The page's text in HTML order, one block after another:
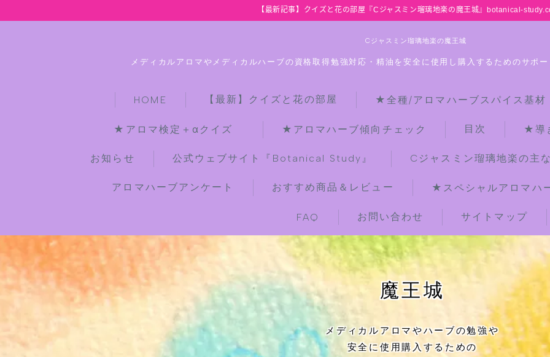
【最新記事】クイズと花の部屋『Cジャスミン瑠璃地楽の魔王城』botanical-
Cジャスミン瑠璃地楽の魔王城
メディカルアロマやメディカルハーブの資格取得勉強対応・精油を安全に使用し購入するためのサポ
HOME 【最新】クイズと花の部屋 ★全種/アロマハーブスパイス基
★アロマ検定＋αクイズ ★アロマハーブ傾向チェック 目次 ★導
お知らせ 公式ウェブサイト『Botanical Study』 Cジャスミン瑠璃地楽の主
アロマハーブアンケート おすすめ商品＆レビュー ★スペシャルアロマハ
FAQ お問い合わせ サイトマップ
【最新】クイズと花の部屋
★全種/アロマハーブスパイス基材 プ
★アロマ検定＋αクイズ
★アロマハーブ傾向チェック
★導きの階層図/目次
魔王城
メディカルアロマやハーブの勉強や
安全に使用購入するための